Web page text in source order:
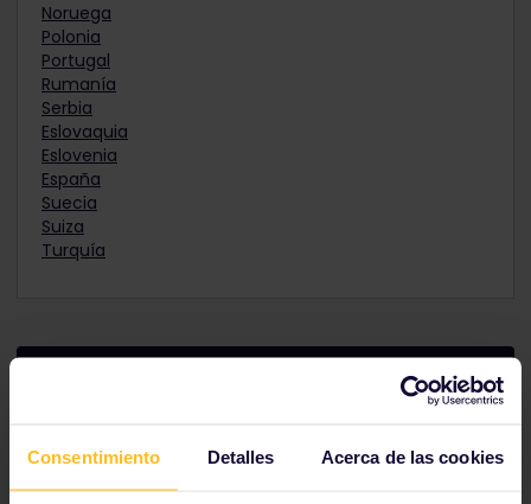
Consentimiento Detalles Acerca de las cookies
Noruega
Polonia
Portugal
Rumanía
Serbia
Eslovaquia
Eslovenia
España
Suecia
Suiza
Turquía
Conéctate con los que más saben